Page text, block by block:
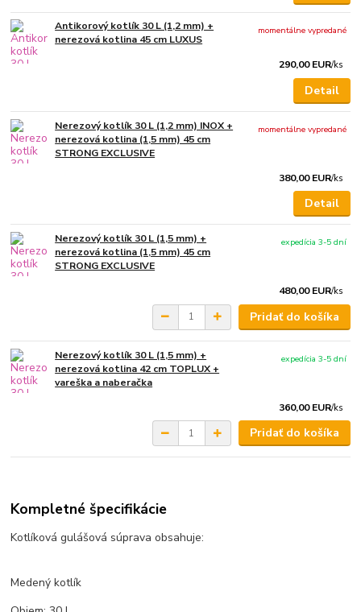
Antikorový kotlík 30 L (1,2 mm) +
nerezová kotlina 45 cm LUXUS
290,00 EUR/ks
momentálne vypredané
Detail
Nerezový kotlík 30 L (1,2 mm) INOX +
nerezová kotlina (1,5 mm) 45 cm
STRONG EXCLUSIVE
380,00 EUR/ks
momentálne vypredané
Detail
Nerezový kotlík 30 L (1,5 mm) +
nerezová kotlina (1,5 mm) 45 cm
STRONG EXCLUSIVE
480,00 EUR/ks
expedícia 3-5 dní
Pridať do košíka
Nerezový kotlík 30 L (1,5 mm) +
nerezová kotlina 42 cm TOPLUX +
vareška a naberačka
360,00 EUR/ks
expedícia 3-5 dní
Pridať do košíka
Kompletné špecifikácie
Kotlíková gulášová súprava obsahuje:
Medený kotlík